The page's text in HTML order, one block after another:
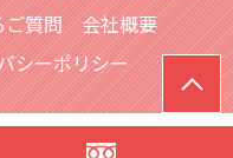
ご質問
会社概要
シーポリシー
ャパンエール】へ｜埼玉ほ